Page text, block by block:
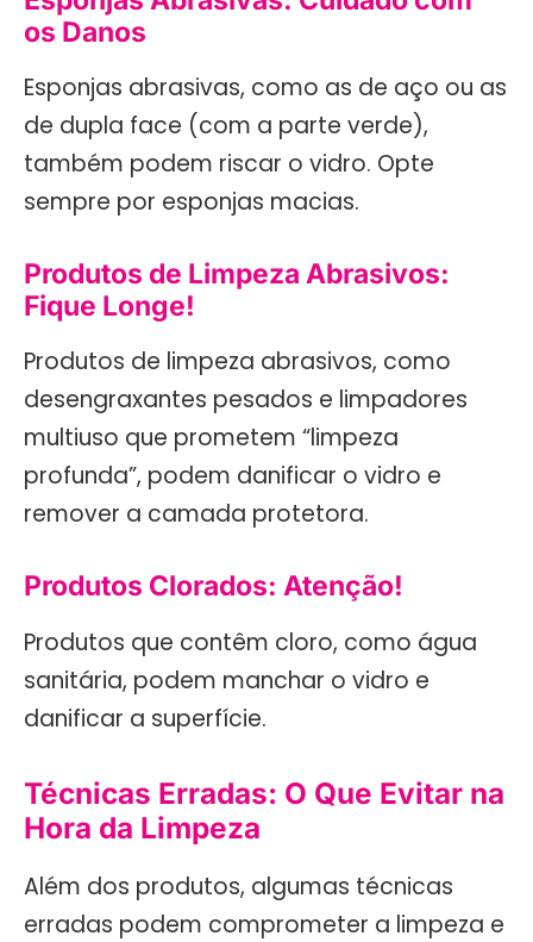
os Danos
Esponjas abrasivas, como as de aço ou as
de dupla face (com a parte verde),
também podem riscar o vidro. Opte
sempre por esponjas macias.
Produtos de Limpeza Abrasivos:
Fique Longe!
Produtos de limpeza abrasivos, como
desengraxantes pesados e limpadores
multiuso que prometem “limpeza
profunda”, podem danificar o vidro e
remover a camada protetora.
Produtos Clorados: Atenção!
Produtos que contêm cloro, como água
sanitária, podem manchar o vidro e
danificar a superfície.
Técnicas Erradas: O Que Evitar na
Hora da Limpeza
Além dos produtos, algumas técnicas
erradas podem comprometer a limpeza e